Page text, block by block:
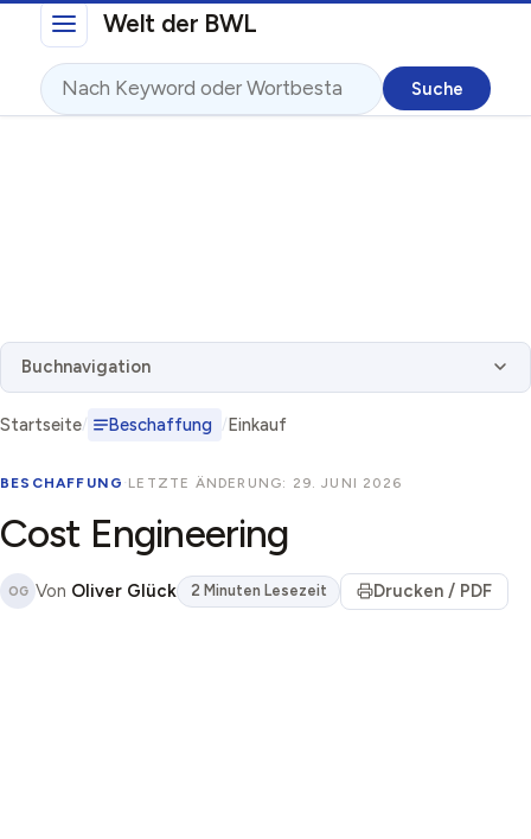
Direkt zum InhaltWelt der BWL
Suche
Buchnavigation
Startseite Beschaffung Einkauf
BESCHAFFUNG · LETZTE ÄNDERUNG: 29. JUNI 2026
Cost Engineering
OG Von Oliver Glück 2 Minuten Lesezeit Drucken / PDF